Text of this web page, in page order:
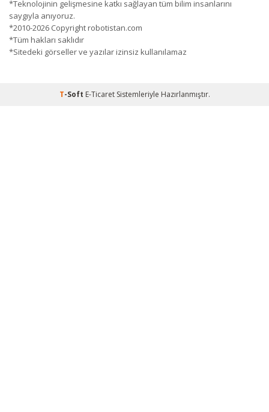
*Teknolojinin gelişmesine katkı sağlayan tüm bilim insanlarını
saygıyla anıyoruz.
*2010-2026 Copyright robotistan.com
*Tüm hakları saklıdır
*Sitedeki görseller ve yazılar izinsiz kullanılamaz
T-Soft E-TicaretSistemleriyle Hazırlanmıştır.